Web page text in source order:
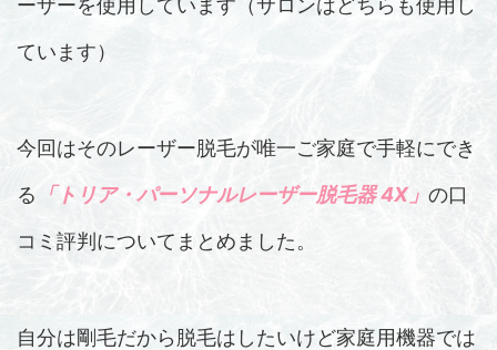
ています）
今回はそのレーザー脱毛が唯一ご家庭で手軽にでき
る 「トリア・パーソナルレーザー脱毛器 4X」 の口
コミ評判についてまとめました。
自分は剛毛だから脱毛はしたいけど家庭用機器では